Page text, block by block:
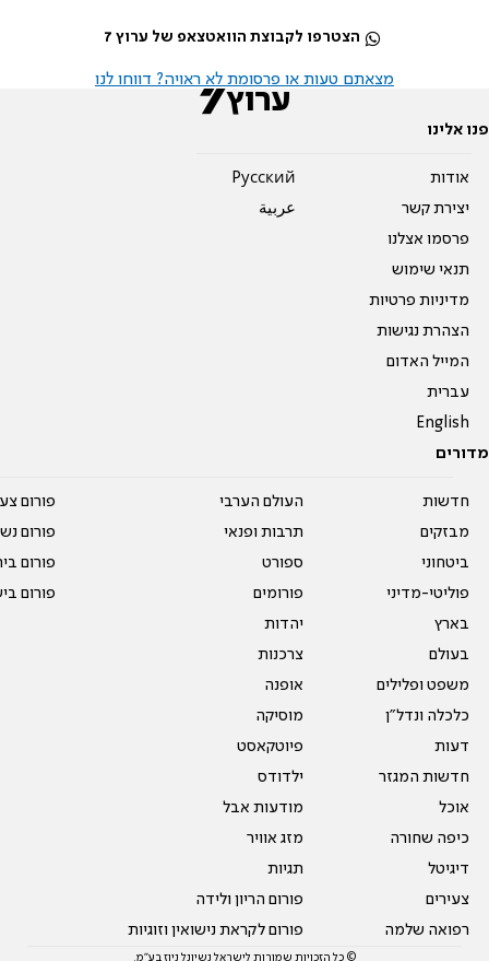
הצטרפו לקבוצת הוואטצאפ של ערוץ 7
מצאתם טעות או פרסומת לא ראויה? דווחו לנו
פנו אלינו
אודות
יצירת קשר
פרסמו אצלנו
תנאי שימוש
מדיניות פרטיות
הצהרת נגישות
המייל האדום
עברית
English
Pусский
عربية
מדורים
חדשות
מבזקים
ביטחוני
פוליטי-מדיני
בארץ
בעולם
משפט ופלילים
כלכלה ונדל"ן
דעות
חדשות המגזר
אוכל
כיפה שחורה
דיגיטל
צעירים
רפואה שלמה
העולם הערבי
תרבות ופנאי
ספורט
פורומים
יהדות
צרכנות
אופנה
מוסיקה
פיוטקאסט
ילדודס
מודעות אבל
מזג אוויר
תגיות
פורום הריון ולידה
פורום לקראת נישואין וזוגיות
פורום
פורום
פורום
פורום
© כל הזכויות שמורות לישראל נשיונל ניוז בע"מ.